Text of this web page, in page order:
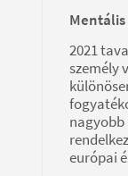
Mentális
2021
személy
nagyobb
európai